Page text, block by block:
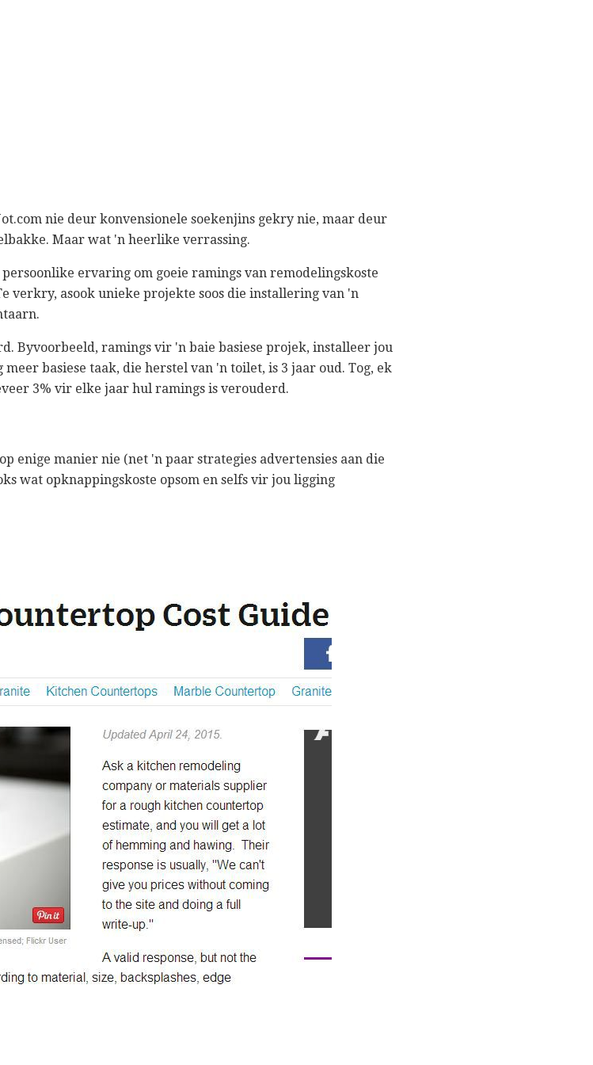
nie deur konvensionele soekenjins gekry nie, maar deur
Maar wat 'n heerlike verrassing.
ervaring om goeie ramings van remodelingskoste
verkry, asook unieke projekte soos die installering van 'n
Byvoorbeeld, ramings vir 'n baie basiese projek, installeer jou
basiese taak, die herstel van 'n toilet, is 3 jaar oud. Tog, ek
3% vir elke jaar hul ramings is verouderd.
enige manier nie (net 'n paar strategies advertensies aan die
wat opknappingskoste opsom en selfs vir jou ligging